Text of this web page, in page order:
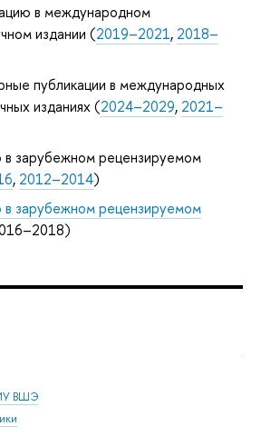
в международном
издании (2019–2021, 2018–
публикации в международных
изданиях (2024–2029, 2021–
в зарубежном рецензируемом
, 2012–2014)
в зарубежном рецензируемом
ВШЭ